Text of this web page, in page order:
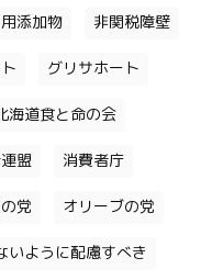
添加物 非関税障壁
グリサホート
海道食と命の会
盟 消費者庁
党 オリーブの党
いように配慮すべき